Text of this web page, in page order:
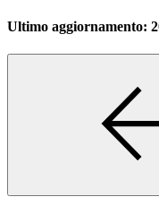
Ultimo aggiornamento: